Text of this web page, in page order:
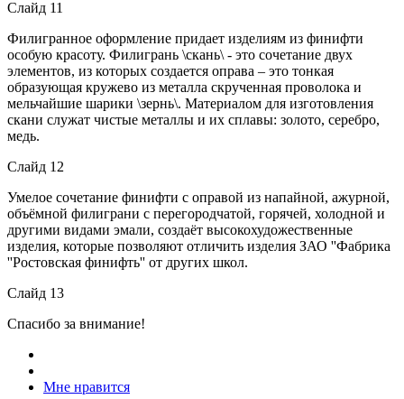
Слайд 11
Филигранное оформление придает изделиям из финифти
особую красоту. Филигрань \скань\ - это сочетание двух
элементов, из которых создается оправа – это тонкая
образующая кружево из металла скрученная проволока и
мельчайшие шарики \зернь\. Материалом для изготовления
скани служат чистые металлы и их сплавы: золото, серебро,
медь.
Слайд 12
Умелое сочетание финифти с оправой из напайной, ажурной,
объёмной филиграни с перегородчатой, горячей, холодной и
другими видами эмали, создаёт высокохудожественные
изделия, которые позволяют отличить изделия ЗАО ''Фабрика
''Ростовская финифть'' от других школ.
Слайд 13
Спасибо за внимание!
Мне нравится